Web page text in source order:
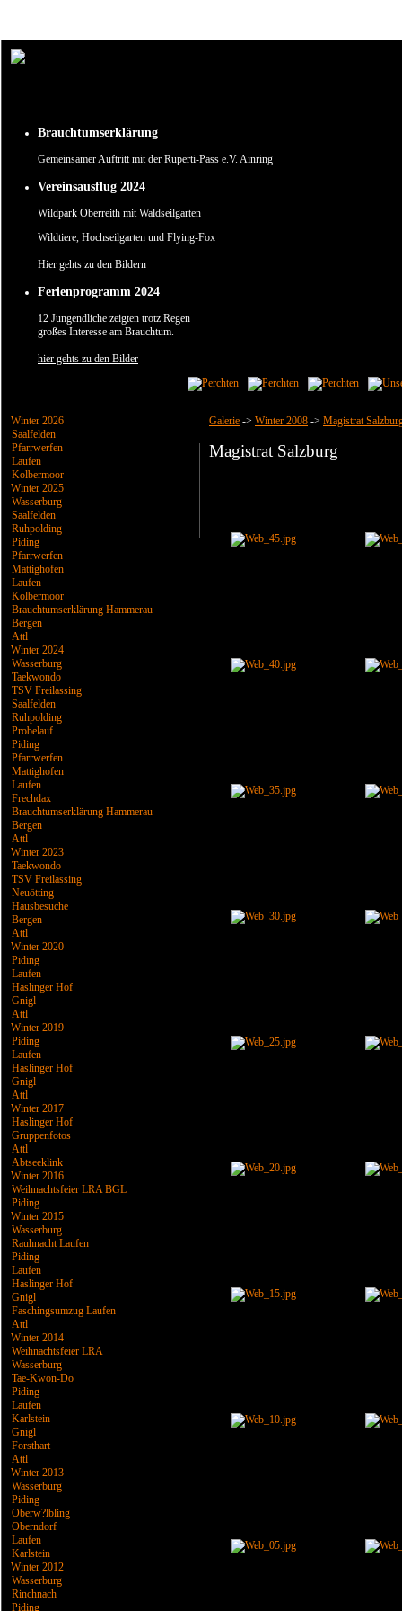
Brauchtumserklärung
Gemeinsamer Auftritt mit der Ruperti-Pass e.V. Ainring
Vereinsausflug 2024
Wildpark Oberreith mit Waldseilgarten
Wildtiere, Hochseilgarten und Flying-Fox
Hier gehts zu den Bildern
Ferienprogramm 2024
12 Jungendliche zeigten trotz Regen
großes Interesse am Brauchtum.
hier gehts zu den Bilder
Winter 2026
Saalfelden
Pfarrwerfen
Laufen
Kolbermoor
Winter 2025
Wasserburg
Saalfelden
Ruhpolding
Piding
Pfarrwerfen
Mattighofen
Laufen
Kolbermoor
Brauchtumserklärung Hammerau
Bergen
Attl
Winter 2024
Wasserburg
Taekwondo
TSV Freilassing
Saalfelden
Ruhpolding
Probelauf
Piding
Pfarrwerfen
Mattighofen
Laufen
Frechdax
Brauchtumserklärung Hammerau
Bergen
Attl
Winter 2023
Taekwondo
TSV Freilassing
Neuötting
Hausbesuche
Bergen
Attl
Winter 2020
Piding
Laufen
Haslinger Hof
Gnigl
Attl
Winter 2019
Piding
Laufen
Haslinger Hof
Gnigl
Attl
Winter 2017
Haslinger Hof
Gruppenfotos
Attl
Abtseeklink
Winter 2016
Weihnachtsfeier LRA BGL
Piding
Winter 2015
Wasserburg
Rauhnacht Laufen
Piding
Laufen
Haslinger Hof
Gnigl
Faschingsumzug Laufen
Attl
Winter 2014
Weihnachtsfeier LRA
Wasserburg
Tae-Kwon-Do
Piding
Laufen
Karlstein
Gnigl
Forsthart
Attl
Winter 2013
Wasserburg
Piding
Oberw?lbling
Oberndorf
Laufen
Karlstein
Winter 2012
Wasserburg
Rinchnach
Piding
Galerie -> Winter 2008 -> Magistrat
Magistrat Salzburg